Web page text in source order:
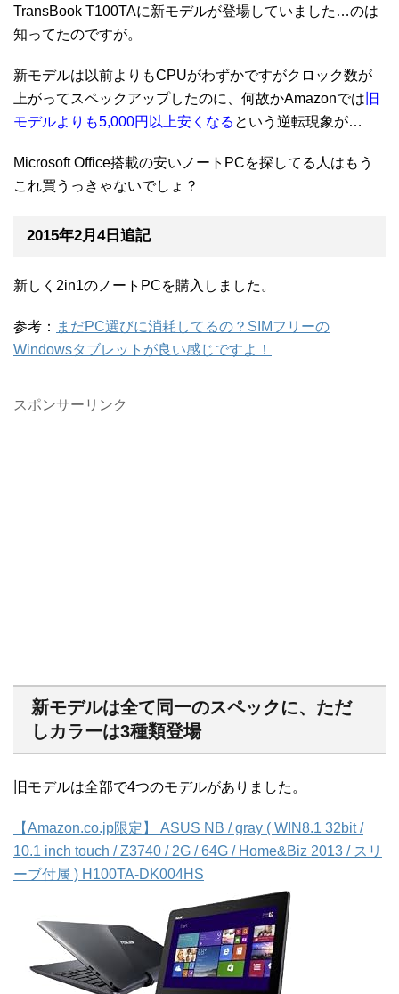
TransBook T100TAに新モデルが登場していました…のは
知ってたのですが。
新モデルは以前よりもCPUがわずかですがクロック数が
上がってスペックアップしたのに、何故かAmazonでは 旧
モデルよりも5,000円以上安くなる という逆転現象が…
Microsoft Office搭載の安いノートPCを探してる人はもう
これ買うっきゃないでしょ？
2015年2月4日追記
新しく2in1のノートPCを購入しました。
参考： まだPC選びに消耗してるの？SIMフリーの
Windowsタブレットが良い感じですよ！
スポンサーリンク
新モデルは全て同一のスペックに、ただ
しカラーは3種類登場
旧モデルは全部で4つのモデルがありました。
【Amazon.co.jp限定】 ASUS NB / gray ( WIN8.1 32bit /
10.1 inch touch / Z3740 / 2G / 64G / Home&Biz 2013 / スリ
ーブ付属 ) H100TA-DK004HS